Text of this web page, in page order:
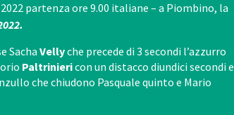
partenza ore 9.00 italiane – a Piombino, la
SachaVellyche precede di 3 secondi l’azzurro
Paltriniericon un distacco diundici secondi e
che chiudono Pasquale quinto e Mario